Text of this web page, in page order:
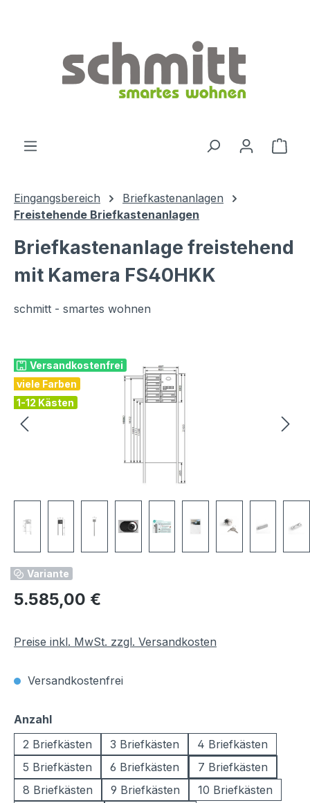
Eingangsbereich
Briefkastenanlagen
Freistehende Briefkastenanlagen
Briefkastenanlage freistehend
mit Kamera FS40HKK
schmitt - smartes wohnen
Versandkostenfrei
viele Farben
1-12 Kästen
Variante
Regulärer Preis:
5.585,00 €
Preise inkl. MwSt. zzgl. Versandkosten
Versandkostenfrei
Anzahlauswählen
2 Briefkästen
3 Briefkästen
4 Briefkästen
5 Briefkästen
6 Briefkästen
7 Briefkästen
8 Briefkästen
9 Briefkästen
10 Briefkästen